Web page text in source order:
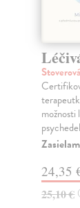
24,35
25,10 €